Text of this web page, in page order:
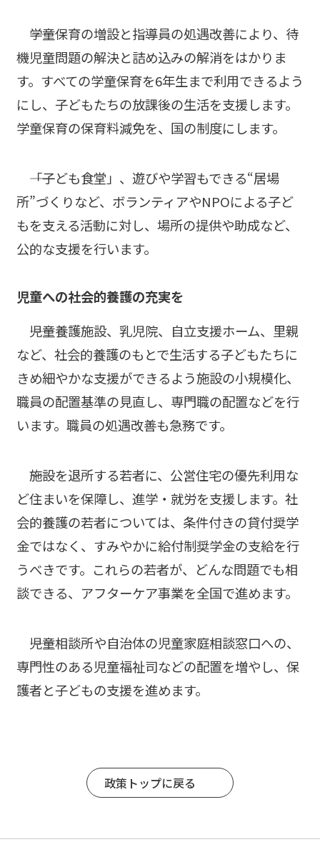
――学童保育の増設と指導員の処遇改善により、待
機児童問題の解決と詰め込みの解消をはかりま
す。すべての学童保育を6年生まで利用できるよう
にし、子どもたちの放課後の生活を支援します。
学童保育の保育料減免を、国の制度にします。
――「子ども食堂」、遊びや学習もできる“居場
所”づくりなど、ボランティアやNPOによる子ど
もを支える活動に対し、場所の提供や助成など、
公的な支援を行います。
児童への社会的養護の充実を
――児童養護施設、乳児院、自立支援ホーム、里親
など、社会的養護のもとで生活する子どもたちに
きめ細やかな支援ができるよう施設の小規模化、
職員の配置基準の見直し、専門職の配置などを行
います。職員の処遇改善も急務です。
――施設を退所する若者に、公営住宅の優先利用な
ど住まいを保障し、進学・就労を支援します。社
会的養護の若者については、条件付きの貸付奨学
金ではなく、すみやかに給付制奨学金の支給を行
うべきです。これらの若者が、どんな問題でも相
談できる、アフターケア事業を全国で進めます。
――児童相談所や自治体の児童家庭相談窓口への、
専門性のある児童福祉司などの配置を増やし、保
護者と子どもの支援を進めます。
政策トップに戻る